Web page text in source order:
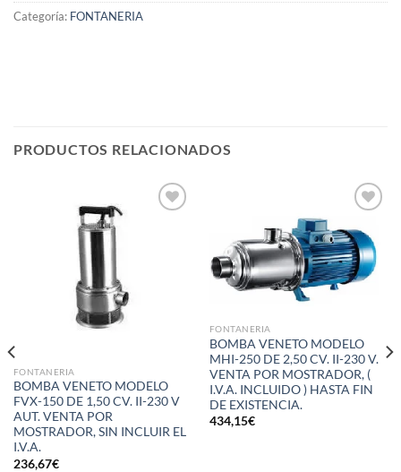
Categoría: FONTANERIA
PRODUCTOS RELACIONADOS
FONTANERIA
BOMBA VENETO MODELO
FVX-150 DE 1,50 CV. II-230 V
AUT. VENTA POR
MOSTRADOR, SIN INCLUIR EL
I.V.A.
236,67€
a la
lista de
deseos
FONTANERIA
BOMBA VENETO MODELO
MHI-250 DE 2,50 CV. II-230 V.
VENTA POR MOSTRADOR, (
I.V.A. INCLUIDO ) HASTA FIN
DE EXISTENCIA.
434,15€